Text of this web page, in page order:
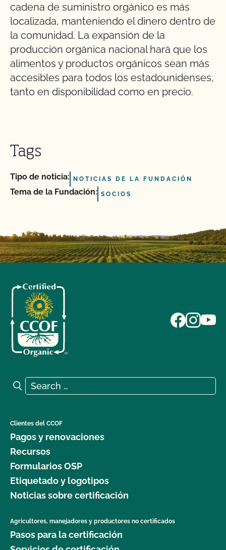
cadena de suministro orgánico es más
localizada, manteniendo el dinero dentro de
la comunidad. La expansión de la
producción orgánica nacional hará que los
alimentos y productos orgánicos sean más
accesibles para todos los estadounidenses,
tanto en disponibilidad como en precio.
Tags
Tipo de noticia: NOTICIAS DE LA FUNDACIÓN
Tema de la Fundación: SOCIOS
Search for:
Search
Clientes del CCOF
Pagos y renovaciones
Recursos
Formularios OSP
Etiquetado y logotipos
Noticias sobre certificación
Agricultores, manejadores y productores no certificados
Pasos para la certificación